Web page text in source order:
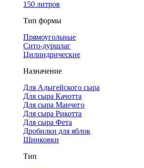
150 литров
Тип формы
Прямоугольные
Сито-дуршлаг
Цилиндрические
Назначение
Для Адыгейского сыра
Для сыра Качотта
Для сыра Манчего
Для сыра Рикотта
Для сыра Фета
Дробилки для яблок
Шинковки
Тип